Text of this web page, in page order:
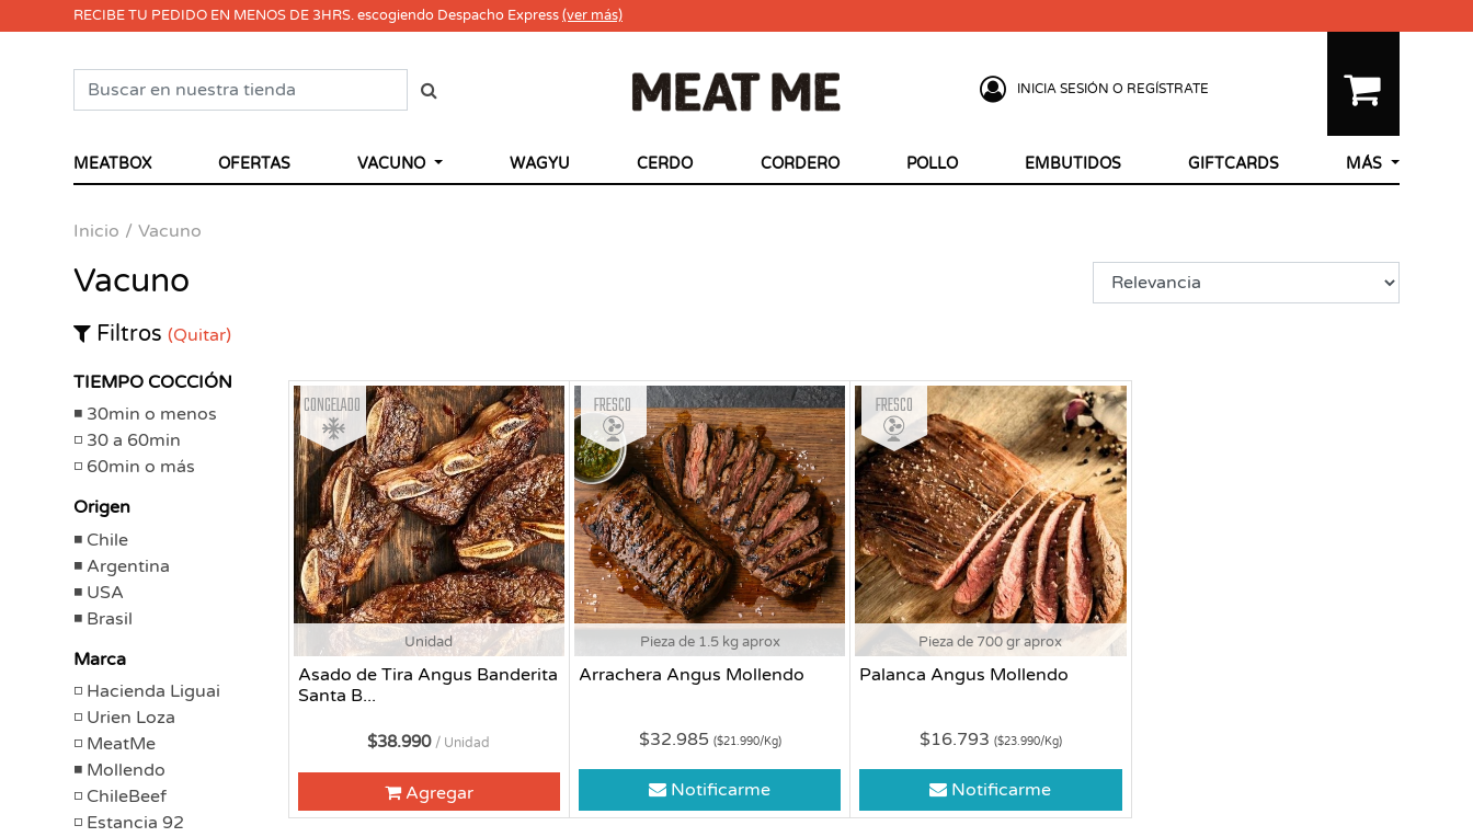
RECIBE TU PEDIDO EN MENOS DE 3HRS. escogiendo Despacho Express(ver más)
INICIA SESIÓN O REGÍSTRATE
MEATBOX OFERTAS VACUNO WAGYU CERDO CORDERO POLLO EMBUTIDOS GIFTCARDS MÁS
Inicio Vacuno
Vacuno
Filtros (Quitar)
TIEMPO COCCIÓN
30min o menos
30 a 60min
60min o más
Origen
Chile
Argentina
USA
Brasil
Marca
Hacienda Liguai
Urien Loza
MeatMe
Mollendo
ChileBeef
Estancia 92
Unidad
Asado de Tira Angus Banderita
Santa B...
Congelado
$38.990 / Unidad
Agregar
Pieza de 1.5 kg aprox
Arrachera Angus Mollendo
Fresco
$32.985 ($21.990/Kg)
Notificarme
Pieza de 700 gr aprox
Palanca Angus Mollendo
Fresco
$16.793 ($23.990/Kg)
Notificarme